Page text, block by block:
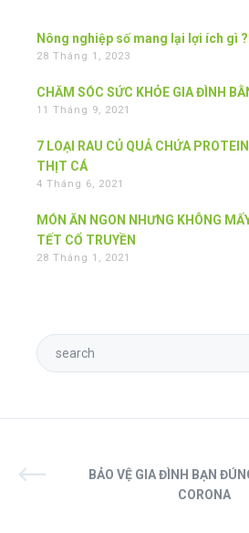
Nông nghiệp số mang lại lợi ích gì ?
28 Tháng 1, 2023
CHĂM SÓC SỨC KHỎE GIA ĐÌNH
11 Tháng 9, 2021
7 LOẠI RAU CỦ QUẢ CHỨA
THỊT CÁ
4 Tháng 6, 2021
MÓN ĂN NGON NHƯNG KHÔNG
TẾT CỔ TRUYỀN
28 Tháng 1, 2021
BẢO VỆ GIA ĐÌNH BẠN
CORONA